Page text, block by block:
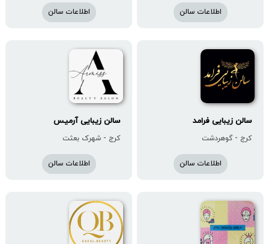
اطلاعات سالن اطلاعات سالن
سالن زیبایی فرامد
کرج - گوهردشت
اطلاعات سالن
سالن زیبایی آرمیس
کرج - شهرک بعثت
اطلاعات سالن